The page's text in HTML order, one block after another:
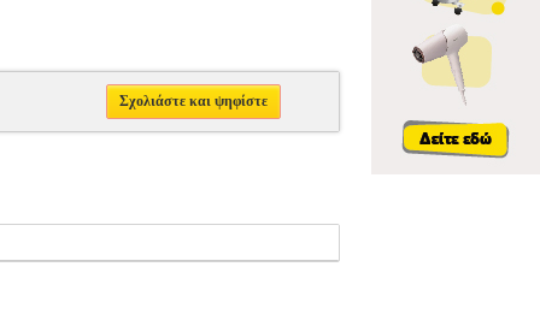
Σχολιάστε και ψηφίστε